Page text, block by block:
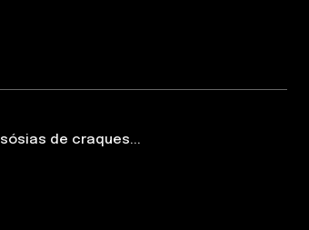
de craques...